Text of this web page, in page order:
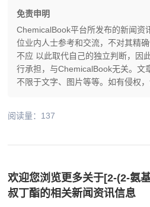
免责申明
ChemicalBook平台所发布的新闻资
位业内人士参考和交流，不对其精
不应 以此取代自己的独立判断，因
行承担，与ChemicalBook无关。文
不限于文字、图片等等。如有侵权
阅读量：137
欢迎您浏览更多关于[2-(2-氨
叔丁酯的相关新闻资讯信息